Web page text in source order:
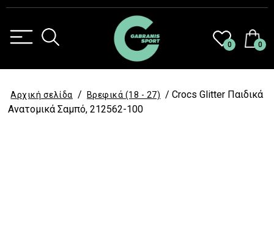
0 0
Αρχική σελίδα / Βρεφικά (18 - 27) / Crocs Glitter Παιδικά
Ανατομικά Σαμπό, 212562-100